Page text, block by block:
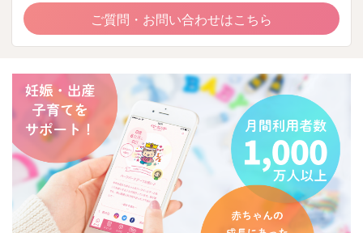
ご質問・お問い合わせはこちら